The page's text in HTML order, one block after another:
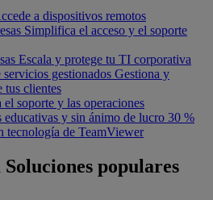
a dispositivos remotos
Simplifica el acceso y el soporte
Escala y protege tu TI corporativa
servicios gestionados Gestiona y
tus clientes
soporte y las operaciones
educativas y sin ánimo de lucro 30 %
tecnología de TeamViewer
Soluciones populares